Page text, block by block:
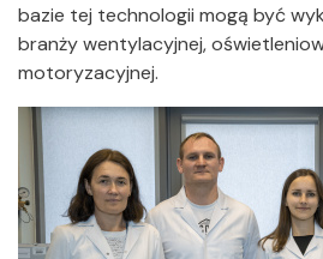
bazie tej technologii mogą być
branży wentylacyjnej,
motoryzacyjnej.